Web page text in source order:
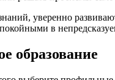
уверенно
в
образование